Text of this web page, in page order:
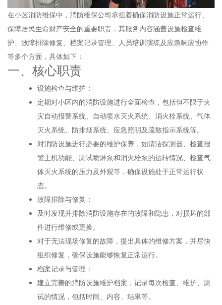
在小区消防维保中，消防维保公司承担着确保消防设施正常运行、
保障居民生命财产安全的重要职责，其服务内容涵盖设施检查维
护、故障排除修复、档案记录管理、人员培训演练及应急响应协作
等多个方面，具体如下：
一、核心职责
设施检查与维护：
定期对小区内的消防设施进行全面检查，包括但不限于火
灾自动报警系统、自动喷水灭火系统、消火栓系统、气体
灭火系统、防排烟系统、应急照明及疏散指示系统等。
对消防设施进行必要的维护保养，如清洁探测器、检查报
警主机功能、测试喷淋泵和消火栓泵的运转情况、检查气
体灭火系统的压力及外观等，确保设施处于正常运行状
态。
故障排除与修复：
及时发现并排除消防设施存在的故障和隐患，对损坏的部
件进行维修或更换。
对于无法现场修复的故障，提出具体的维修方案，并尽快
组织修复，确保设施能够恢复正常运行。
档案记录与管理：
建立完善的消防设施维护档案，记录每次检查、维护、测
试的情况，包括时间、内容、结果等。